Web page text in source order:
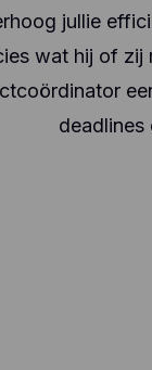
jullie
wat hij of zij
deadlines